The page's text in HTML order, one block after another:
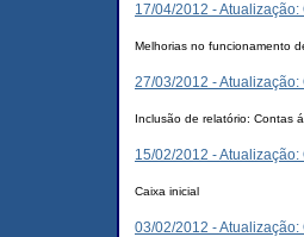
17/04/2012 - Atualização:
Melhorias no funcionamento
27/03/2012 - Atualização:
Inclusão de relatório: Contas
15/02/2012 - Atualização:
Caixa inicial
03/02/2012 - Atualização: